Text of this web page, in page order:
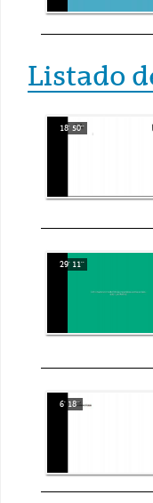
Listado
18' 50''
29' 11''
6' 18''